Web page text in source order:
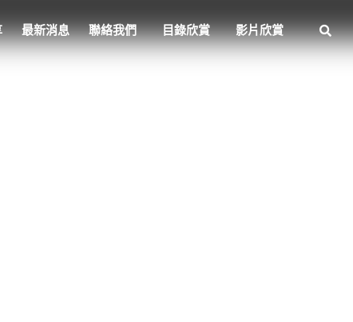
最新消息 聯絡我們 目錄欣賞 影片欣賞